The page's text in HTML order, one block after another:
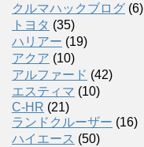
クルマハックブログ (6)
トヨタ (35)
ハリアー (19)
アクア (10)
アルファード (42)
エスティマ (10)
C-HR (21)
ランドクルーザー (16)
ハイエース (50)